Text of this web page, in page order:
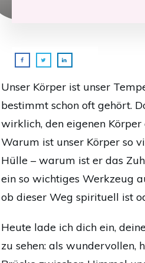
Unser Körper ist unser
bestimmt schon oft gehört.
wirklich, den eigenen Körper
Warum ist unser Körper so
Hülle – warum ist er das
ein so wichtiges Werkzeug
ob dieser Weg spirituell ist
Heute lade ich dich ein,
zu sehen: als wundervollen,